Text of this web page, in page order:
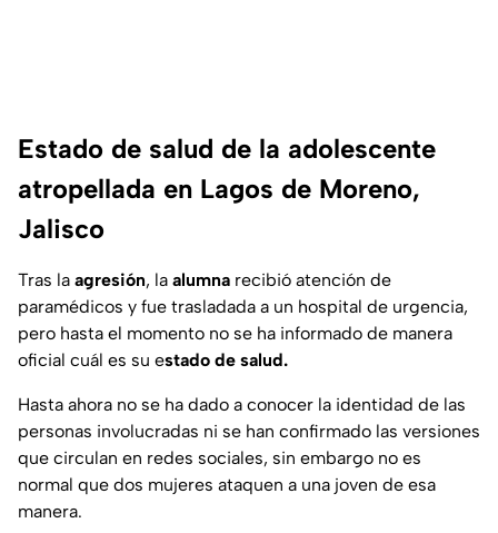
Estado de salud de la adolescente
atropellada en Lagos de Moreno,
Jalisco
Tras la agresión, la alumna recibió atención de
paramédicos y fue trasladada a un hospital de urgencia,
pero hasta el momento no se ha informado de manera
oficial cuál es su estado de salud.
Hasta ahora no se ha dado a conocer la identidad de las
personas involucradas ni se han confirmado las versiones
que circulan en redes sociales, sin embargo no es
normal que dos mujeres ataquen a una joven de esa
manera.